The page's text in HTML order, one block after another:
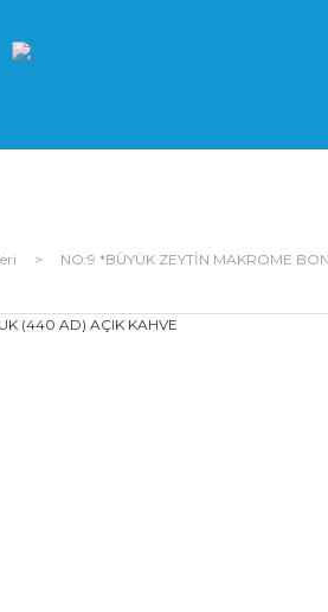
NO:9 *BÜYÜK ZEYTİN MAKROME